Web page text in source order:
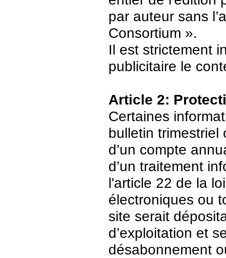
par auteur sans
Consortium ».
Il est strictement
publicitaire le
Article 2:
Certaines
bulletin trimestriel
d’un compte
d’un traitement
l'article 22 de la
électroniques ou
site serait
d’exploitation et
désabonnement